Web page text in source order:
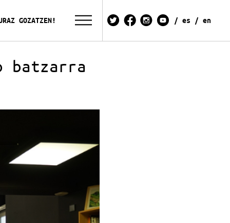
GOZATZEN! es en
batzarra